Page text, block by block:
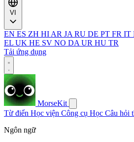
EN ES ZH HI AR JA RU DE PT FR IT
EL UK HE SV NO DA UR HU TR
Tải ứng dụng
MorseKit
Từ điển Học viện Công cụ Học Câu hỏi
Ngôn ngữ